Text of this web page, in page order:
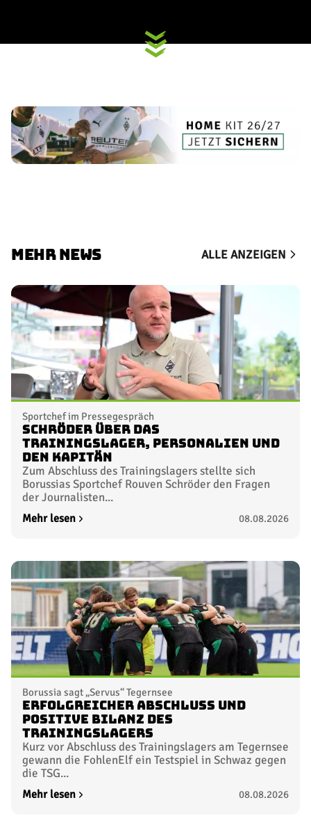
MEHR NEWS ALLE ANZEIGEN
Sportchef im Pressegespräch
Schröder über das
Trainingslager, Personalien und
den Kapitän
Zum Abschluss des Trainingslagers stellte sich
Borussias Sportchef Rouven Schröder den Fragen
der Journalisten...
Mehr lesen 08.08.2026
Borussia sagt „Servus“ Tegernsee
Erfolgreicher Abschluss und
positive Bilanz des
Trainingslagers
Kurz vor Abschluss des Trainingslagers am Tegernsee
gewann die FohlenElf ein Testspiel in Schwaz gegen
die TSG...
Mehr lesen 08.08.2026